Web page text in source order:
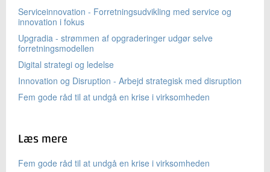
Serviceinnovation - Forretningsudvikling med service og
innovation i fokus
Upgradia - strømmen af opgraderinger udgør selve
forretningsmodellen
Digital strategi og ledelse
Innovation og Disruption - Arbejd strategisk med disruption
Fem gode råd til at undgå en krise i virksomheden
Læs mere
Fem gode råd til at undgå en krise i virksomheden